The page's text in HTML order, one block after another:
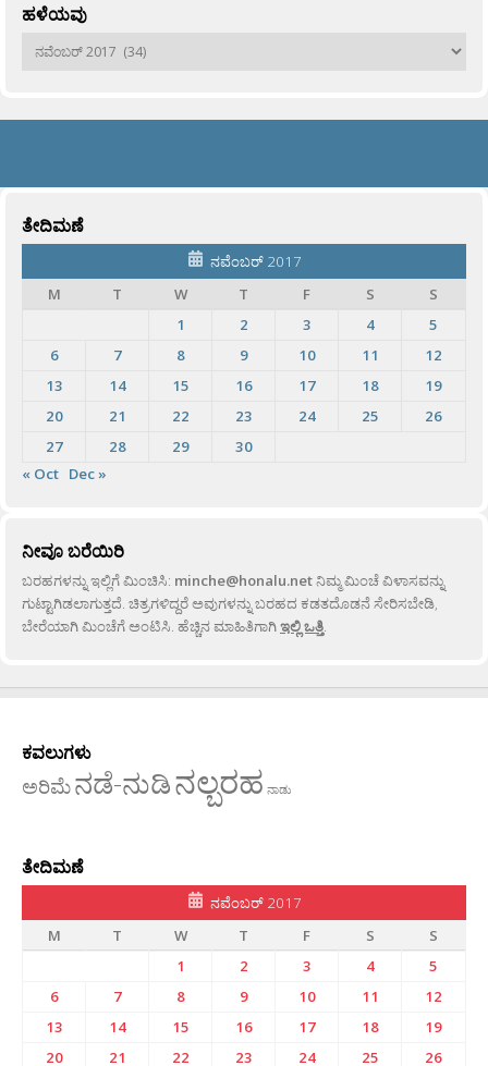
ಹಳೆಯವು
ಹಳೆಯವು
ತೇದಿಮಣೆ
ನವೆಂಬರ್ 2017
M
T W T F S
S
1
2 3 4
5
6
7 8 9 10 11
12
13
14 15 16 17 18
19
20
21 22 23 24 25
26
27
28 29
30
« Oct Dec »
ನೀವೂ ಬರೆಯಿರಿ
ಬರಹಗಳನ್ನು ಇಲ್ಲಿಗೆ ಮಿಂಚಿಸಿ: minche@honalu.netನಿಮ್ಮ ಮಿಂಚೆ ವಿಳಾಸವನ್ನು
ಗುಟ್ಟಾಗಿಡಲಾಗುತ್ತದೆ. ಚಿತ್ರಗಳಿದ್ದರೆ ಅವುಗಳನ್ನು ಬರಹದ ಕಡತದೊಡನೆ ಸೇರಿಸಬೇಡಿ,
ಬೇರೆಯಾಗಿ ಮಿಂಚೆಗೆ ಅಂಟಿಸಿ. ಹೆಚ್ಚಿನ ಮಾಹಿತಿಗಾಗಿಇಲ್ಲಿ ಒತ್ತಿ.
ಕವಲುಗಳು
ಅರಿಮೆನಡೆ-ನುಡಿನಲ್ಬರಹ ನಾಡು
ತೇದಿಮಣೆ
ನವೆಂಬರ್ 2017
M
T W T F S
S
1
2 3 4
5
6
7 8 9 10 11
12
13
14 15 16 17 18
19
20
21 22 23 24 25 26